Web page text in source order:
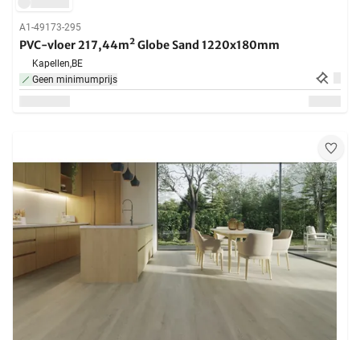
A1-49173-295
PVC-vloer 217,44m² Globe Sand 1220x180mm
Kapellen,BE
Geen minimumprijs